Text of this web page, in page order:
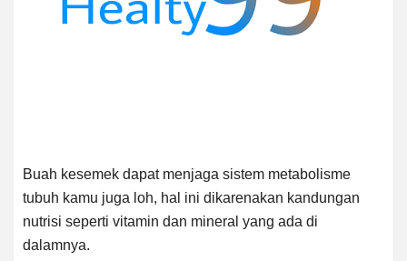
Buah kesemek dapat menjaga sistem metabolisme
tubuh kamu juga loh, hal ini dikarenakan kandungan
nutrisi seperti vitamin dan mineral yang ada di
dalamnya.